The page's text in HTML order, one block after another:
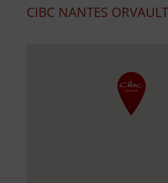
CIBC NANTES ORVAULT